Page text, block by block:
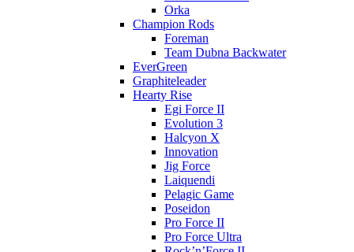
Orka
Champion Rods
Foreman
Team Dubna Backwater
EverGreen
Graphiteleader
Hearty Rise
Egi Force II
Evolution 3
Halcyon X
Innovation
Jig Force
Laiquendi
Pelagic Game
Poseidon
Pro Force II
Pro Force Ultra